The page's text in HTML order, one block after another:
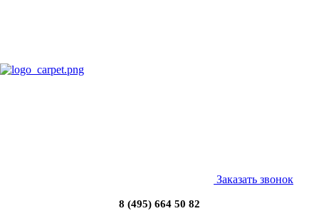
Заказать звонок
8 (495) 664 50 82